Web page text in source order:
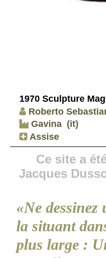
1970 Sculpture
Roberto
Gavina (it)
Assise
Ce site a
Jacques
«Ne dessinez
la situant
plus large :